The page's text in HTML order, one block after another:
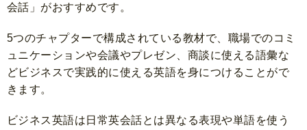
会話」がおすすめです。
5つのチャプターで構成されている教材で、職場でのコミ
ュニケーションや会議やプレゼン、商談に使える語彙な
どビジネスで実践的に使える英語を身につけることがで
きます。
ビジネス英語は日常英会話とは異なる表現や単語を使う